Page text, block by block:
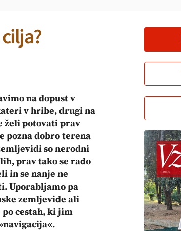
na dopust v
v hribe, drugi na
želi potovati prav
pozna dobro terena
so nerodni
prav tako se rado
in se nanje ne
Uporabljamo pa
zemljevide ali
cestah, ki jim